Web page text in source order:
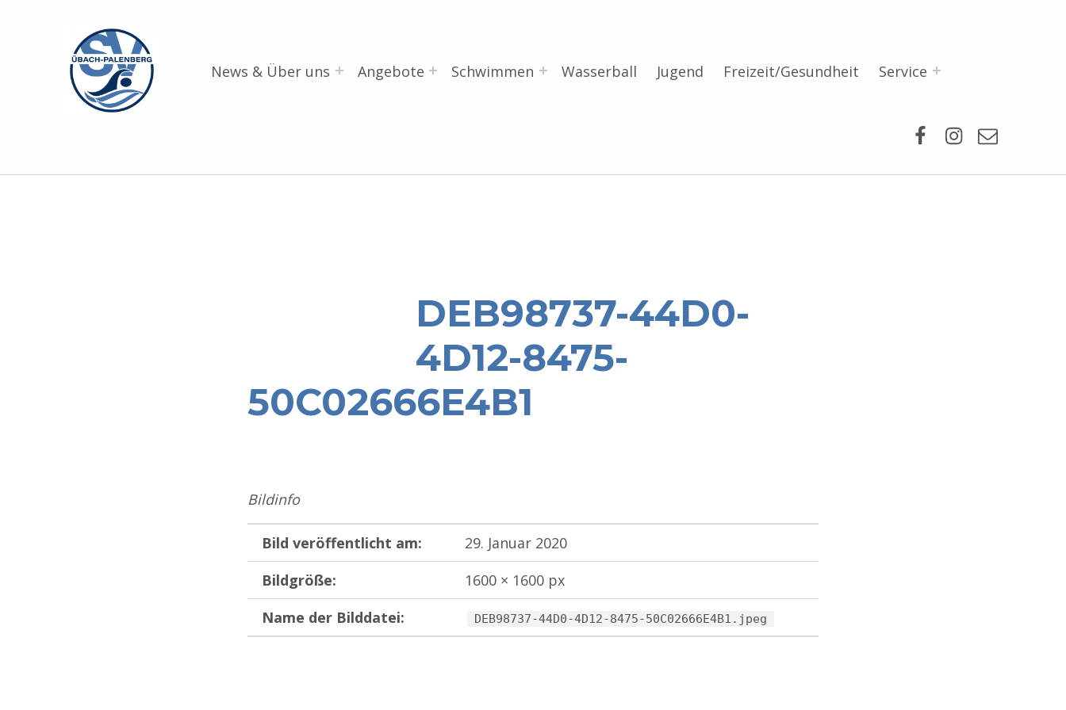
News & Über uns Angebote Schwimmen Wasserball Jugend Freizeit/Gesundheit Service
DEB98737-44D0-
4D12-8475-
50C02666E4B1
Bildinfo
Bild veröffentlicht am:
29. Januar 2020
Bildgröße:
1600 × 1600 px
Name der Bilddatei:
DEB98737-44D0-4D12-8475-50C02666E4B1.jpeg
Zurück zur Hauptnavigation springen